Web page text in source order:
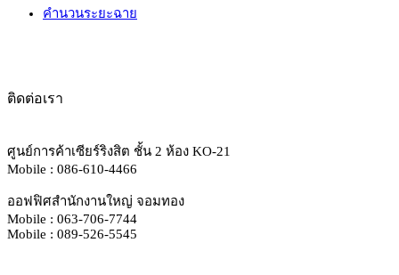
คำนวนระยะฉาย
ติดต่อเรา
ศูนย์การค้าเซียร์ริงสิต ชั้น 2 ห้อง KO-21
Mobile : 086-610-4466
ออฟฟิศสำนักงานใหญ่ จอมทอง
Mobile : 063-706-7744
Mobile : 089-526-5545